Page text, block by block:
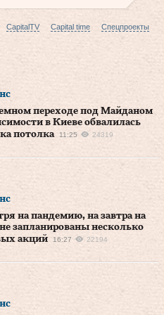
CapitalTV Capital time
Спецпроекты
переходе под Майданом
в Киеве обвалилась
потолка
11:25 24319
на пандемию, на завтра на
запланированы несколько
акций
16:27 22194